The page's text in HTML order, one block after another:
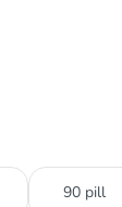
90 pill